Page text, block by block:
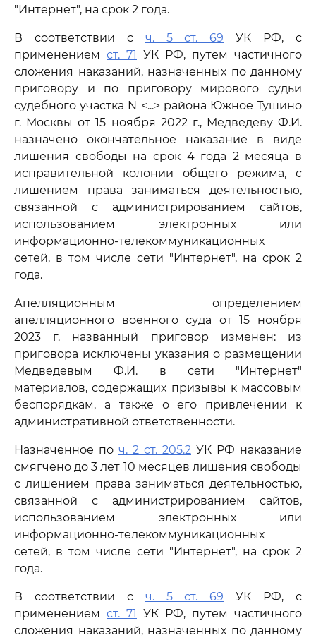
"Интернет", на срок 2 года.
В соответствии с ч. 5 ст. 69 УК РФ, с
применением ст. 71 УК РФ, путем частичного
сложения наказаний, назначенных по данному
приговору и по приговору мирового судьи
судебного участка N <...> района Южное Тушино
г. Москвы от 15 ноября 2022 г., Медведеву Ф.И.
назначено окончательное наказание в виде
лишения свободы на срок 4 года 2 месяца в
исправительной колонии общего режима, с
лишением права заниматься деятельностью,
связанной с администрированием сайтов,
использованием электронных или
информационно-телекоммуникационных
сетей, в том числе сети "Интернет", на срок 2
года.
Апелляционным определением
апелляционного военного суда от 15 ноября
2023 г. названный приговор изменен: из
приговора исключены указания о размещении
Медведевым Ф.И. в сети "Интернет"
материалов, содержащих призывы к массовым
беспорядкам, а также о его привлечении к
административной ответственности.
Назначенное по ч. 2 ст. 205.2 УК РФ наказание
смягчено до 3 лет 10 месяцев лишения свободы
с лишением права заниматься деятельностью,
связанной с администрированием сайтов,
использованием электронных или
информационно-телекоммуникационных
сетей, в том числе сети "Интернет", на срок 2
года.
В соответствии с ч. 5 ст. 69 УК РФ, с
применением ст. 71 УК РФ, путем частичного
сложения наказаний, назначенных по данному